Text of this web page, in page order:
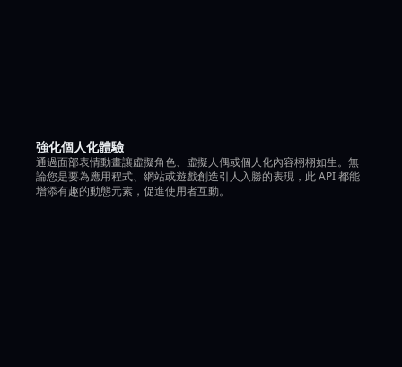
強化個人化體驗
通過面部表情動畫讓虛擬角色、虛擬人偶或個人化內容栩栩如生。無
論您是要為應用程式、網站或遊戲創造引人入勝的表現，此 API 都能
增添有趣的動態元素，促進使用者互動。